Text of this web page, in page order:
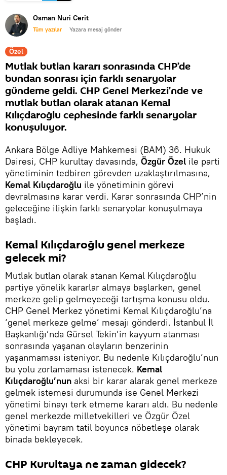
Osman Nuri Cerit
Tüm yazılar Yazara mesaj gönder
Özel
Mutlak butlan kararı sonrasında CHP’de
bundan sonrası için farklı senaryolar
gündeme geldi. CHP Genel Merkezi’nde ve
mutlak butlan olarak atanan Kemal
Kılıçdaroğlu cephesinde farklı senaryolar
konuşuluyor.
Ankara Bölge Adliye Mahkemesi (BAM) 36. Hukuk
Dairesi, CHP kurultay davasında, Özgür Özel ile parti
yönetiminin tedbiren görevden uzaklaştırılmasına,
Kemal Kılıçdaroğlu ile yönetiminin görevi
devralmasına karar verdi. Karar sonrasında CHP’nin
geleceğine ilişkin farklı senaryolar konuşulmaya
başladı.
Kemal Kılıçdaroğlu genel merkeze
gelecek mi?
Mutlak butlan olarak atanan Kemal Kılıçdaroğlu
partiye yönelik kararlar almaya başlarken, genel
merkeze gelip gelmeyeceği tartışma konusu oldu.
CHP Genel Merkez yönetimi Kemal Kılıçdaroğlu’na
‘genel merkeze gelme’ mesajı gönderdi. İstanbul İl
Başkanlığı’nda Gürsel Tekin’in kayyum atanması
sonrasında yaşanan olayların benzerinin
yaşanmaması isteniyor. Bu nedenle Kılıçdaroğlu’nun
bu yolu zorlamaması istenecek. Kemal
Kılıçdaroğlu’nun aksi bir karar alarak genel merkeze
gelmek istemesi durumunda ise Genel Merkezi
yönetimi binayı terk etmeme kararı aldı. Bu nedenle
genel merkezde milletvekilleri ve Özgür Özel
yönetimi bayram tatil boyunca nöbetleşe olarak
binada bekleyecek.
CHP Kurultaya ne zaman gidecek?